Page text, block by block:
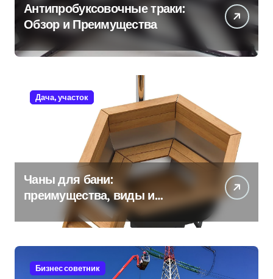
Антипробуксовочные траки:
Обзор и Преимущества
Дача, участок
Чаны для бани:
преимущества, виды и
особенности использования
Бизнес советник